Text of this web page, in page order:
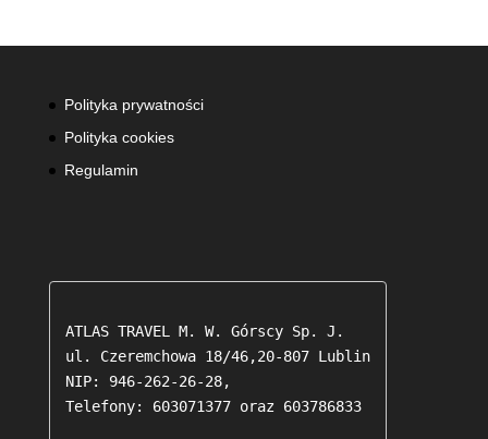
Polityka prywatności
Polityka cookies
Regulamin
ATLAS TRAVEL M. W. Górscy Sp. J.
ul. Czeremchowa 18/46,20-807 Lublin
NIP: 946-262-26-28,
Telefony: 603071377 oraz 603786833